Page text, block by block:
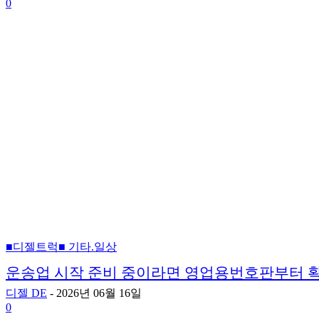
0
■디젤트럭■ 기타.일상
운송업 시작 준비 중이라면 영업용번호판부터
디젤 DE - 2026년 06월 16일
0